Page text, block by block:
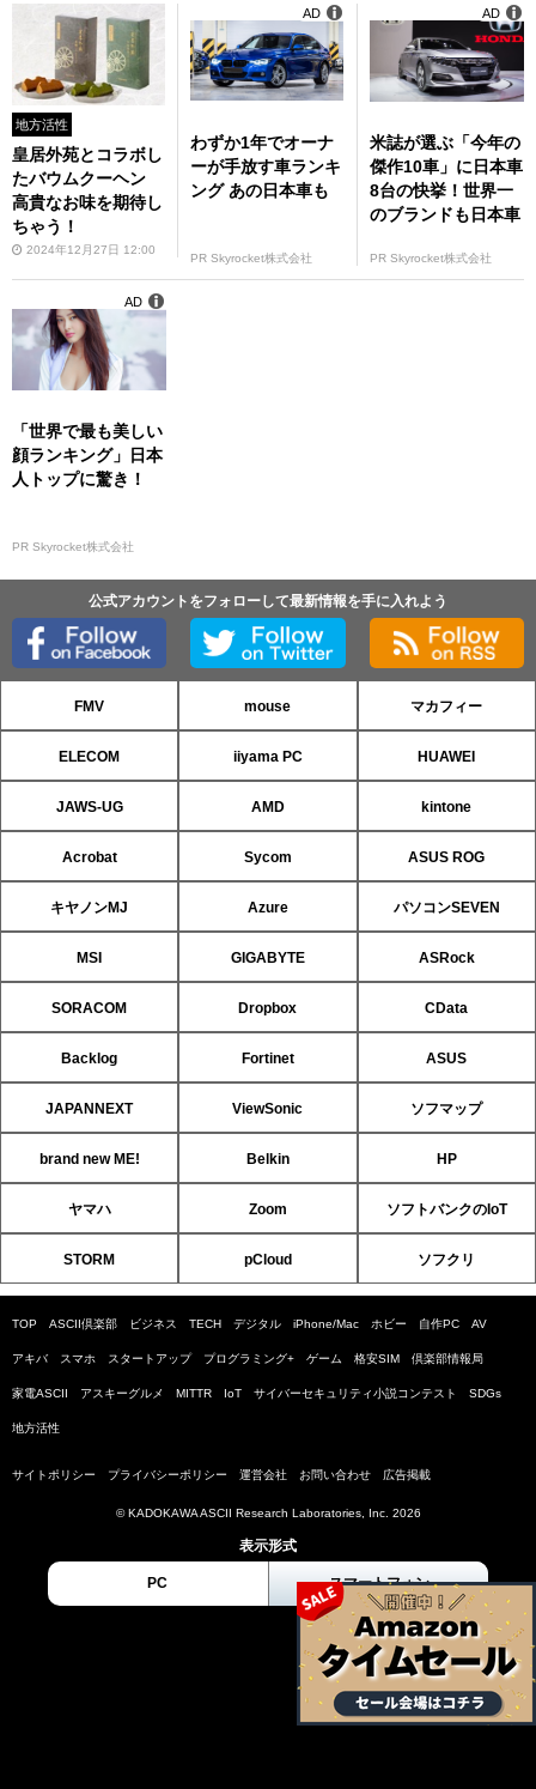
地方活性
皇居外苑とコラボし
たバウムクーヘン
高貴なお味を期待し
ちゃう！
2024年12月27日 12:00
わずか1年でオーナ
ーが手放す車ランキ
ング あの日本車も
PR Skyrocket株式会社
AD
米誌が選ぶ「今年の
傑作10車」に日本車
8台の快挙！世界一
のブランドも日本車
PR Skyrocket株式会社
AD
「世界で最も美しい
顔ランキング」日本
人トップに驚き！
PR Skyrocket株式会社
AD
公式アカウントをフォローして最新情報を手に入れよう
FMV mouse マカフィー
ELECOM iiyama PC HUAWEI
JAWS-UG AMD kintone
Acrobat Sycom ASUS ROG
キヤノンMJ Azure パソコンSEVEN
MSI GIGABYTE ASRock
SORACOM Dropbox CData
Backlog Fortinet ASUS
JAPANNEXT ViewSonic ソフマップ
brand new ME! Belkin HP
ヤマハ Zoom ソフトバンクのIoT
STORM pCloud ソフクリ
TOP ASCII倶楽部 ビジネス TECH デジタル iPhone/Mac ホビー 自作PC AV
アキバ スマホ スタートアップ プログラミング+ ゲーム 格安SIM 倶楽部情報局
家電ASCII アスキーグルメ MITTR IoT サイバーセキュリティ小説コンテスト SDGs
地方活性
サイトポリシー プライバシーポリシー 運営会社 お問い合わせ 広告掲載
© KADOKAWA ASCII Research Laboratories, Inc. 2026
表示形式
PC スマートフォン